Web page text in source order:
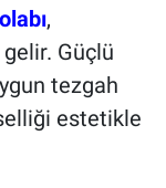
,
Güçlü
tezgah
estetikle